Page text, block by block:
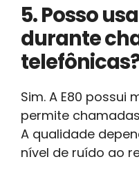
5. Posso
durante
Sim. A E80
permite
A qualidade
nível de ruído ao